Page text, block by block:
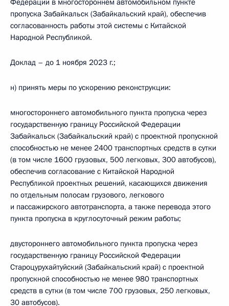
Федерации в многостороннем автомобильном пункте
пропуска Забайкальск (Забайкальский край), обеспечив
согласованность работы этой системы с Китайской
Народной Республикой.
Доклад – до 1 ноября 2023 г.;
н) принять меры по ускорению реконструкции:
многостороннего автомобильного пункта пропуска через
государственную границу Российской Федерации
Забайкальск (Забайкальский край) с проектной пропускной
способностью не менее 2400 транспортных средств в сутки
(в том числе 1600 грузовых, 500 легковых, 300 автобусов),
обеспечив согласование с Китайской Народной
Республикой проектных решений, касающихся движения
по отдельным полосам грузового, легкового
и пассажирского автотранспорта, а также перевода этого
пункта пропуска в круглосуточный режим работы;
двустороннего автомобильного пункта пропуска через
государственную границу Российской Федерации
Староцурухайтуйский (Забайкальский край) с проектной
пропускной способностью не менее 980 транспортных
средств в сутки (в том числе 700 грузовых, 250 легковых,
30 автобусов).